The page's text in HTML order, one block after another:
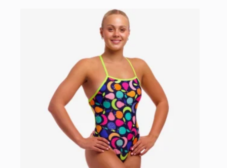
wariantów.
Opcje
można
wybrać
na
stronie
produktu